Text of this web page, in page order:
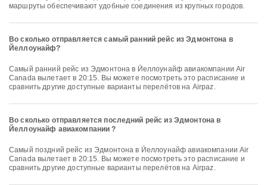
маршруты обеспечивают удобные соединения из крупных городов.
Во сколько отправляется самый ранний рейс из Эдмонтона в
Йеллоунайф?
Самый ранний рейс из Эдмонтона в Йеллоунайф авиакомпании Air
Canada вылетает в 20:15. Вы можете посмотреть это расписание и
сравнить другие доступные варианты перелётов на Airpaz.
Во сколько отправляется последний рейс из Эдмонтона в
Йеллоунайф авиакомпании ?
Самый поздний рейс из Эдмонтона в Йеллоунайф авиакомпании Air
Canada вылетает в 20:15. Вы можете посмотреть это расписание и
сравнить другие доступные варианты перелётов на Airpaz.